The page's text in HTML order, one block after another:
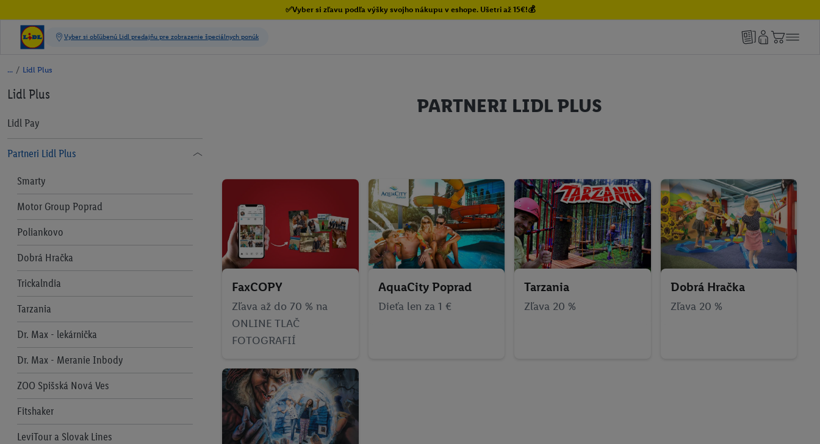
✅Vyber si zľavu podľa výšky svojho nákupu v eshope. Ušetri až 15€!💰
/ Lidl Plus
Lidl Plus
Lidl Pay
Partneri Lidl Plus
Smarty
Motor Group Poprad
Poliankovo
Dobrá Hračka
Trickalndia
Tarzania
Dr. Max - lekárnička
Dr. Max - Meranie Inbody
ZOO Spišská Nová Ves
Fitshaker
LeviTour a Slovak Lines
PARTNERI LIDL PLUS
FaxCOPY
Zľava až do 70 % na
ONLINE TLAČ
FOTOGRAFIÍ
AquaCity Poprad
Dieťa len za 1 €
Tarzania
Zľava 20 %
Dobrá Hračka
Zľava 20 %